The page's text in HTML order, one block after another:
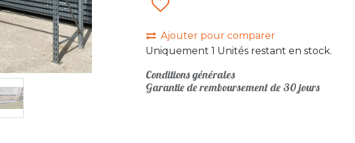
Ajouter pour comparer
Uniquement 1 Unités restant en stock.
Conditions générales
Garantie de remboursement de 30 jours